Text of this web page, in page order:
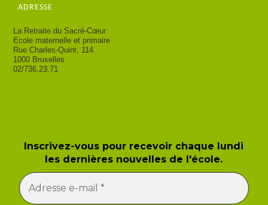
ADRESSE
La Retraite du Sacré-Cœur
Ecole maternelle et primaire
Rue Charles-Quint, 114
1000 Bruxelles
02/736.23.71
Inscrivez-vous pour recevoir chaque lundi
les dernières nouvelles de l'école.